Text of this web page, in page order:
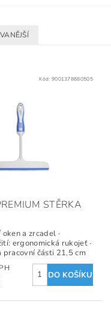
Kód: 9001378680505
STĚRKA
a zrcadel ·
ergonomická rukojeť ·
pracovní části 21,5 cm
DPH